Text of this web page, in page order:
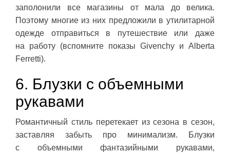
заполонили все магазины от мала до велика.
Поэтому многие из них предложили в утилитарной
одежде отправиться в путешествие или даже
на работу (вспомните показы Givenchy и Alberta
Ferretti).
6. Блузки с объемными
рукавами
Романтичный стиль перетекает из сезона в сезон,
заставляя забыть про минимализм. Блузки
с объемными фантазийными рукавами,